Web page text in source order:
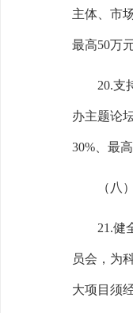
主体、市
最高50万
20.支
办主题论
30% 、最高
（八
21.健
员会，为
大项目须